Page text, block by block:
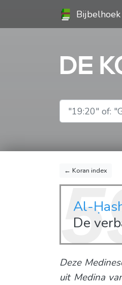
Bijbelhoek
DE
← Koran index
Al-
De
Deze
uit Medina